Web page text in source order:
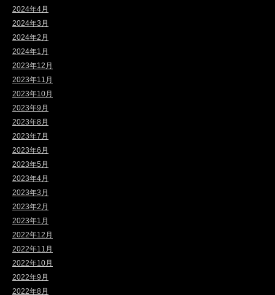
2024年4月
2024年3月
2024年2月
2024年1月
2023年12月
2023年11月
2023年10月
2023年9月
2023年8月
2023年7月
2023年6月
2023年5月
2023年4月
2023年3月
2023年2月
2023年1月
2022年12月
2022年11月
2022年10月
2022年9月
2022年8月